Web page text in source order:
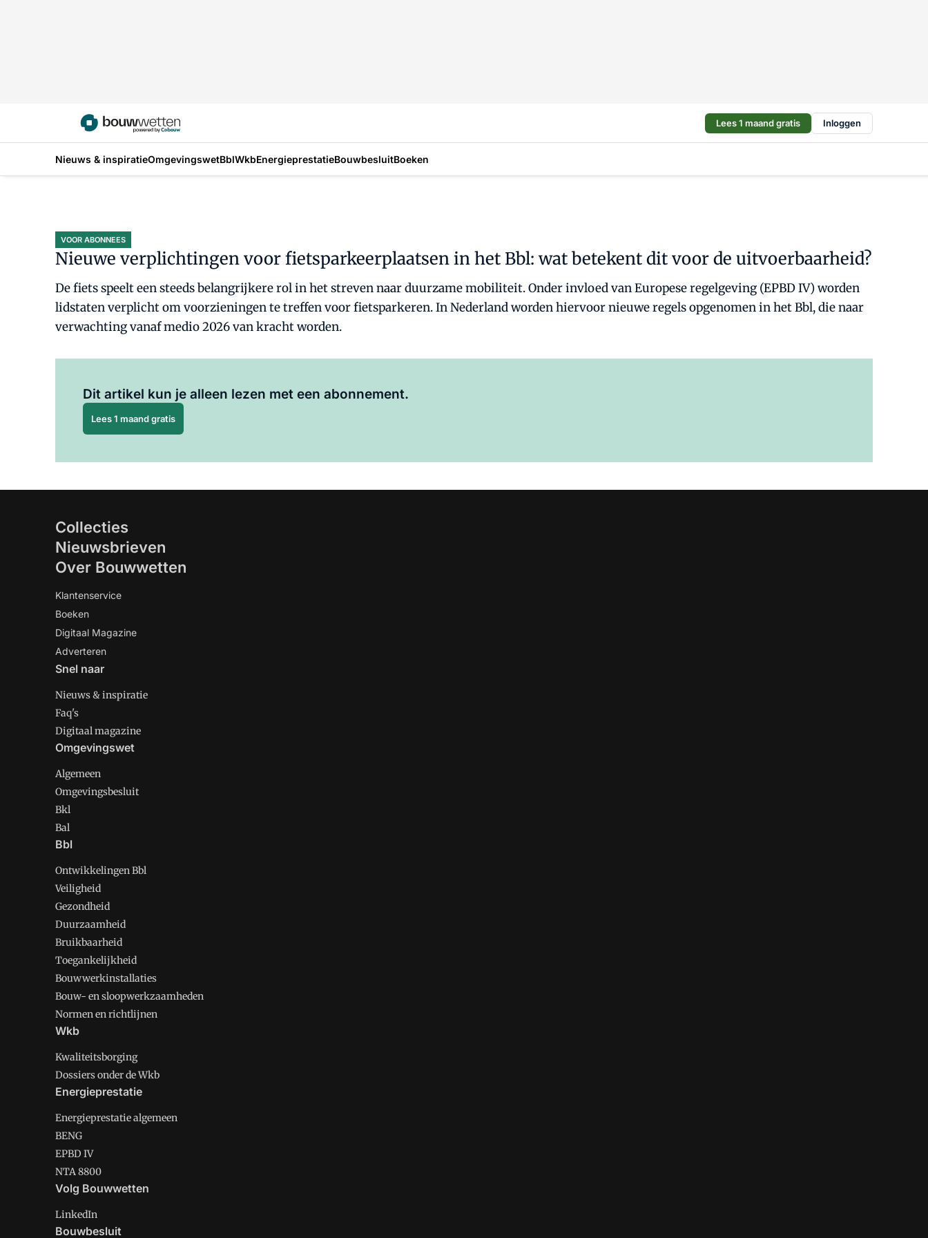
Lees 1 maand gratis Inloggen
Nieuws & inspiratieOmgevingswetBblWkbEnergieprestatieBouwbesluitBoeken
VOOR ABONNEES
Nieuwe verplichtingen voor fietsparkeerplaatsen in het Bbl: wat betekent dit voor de uitvoerbaarheid?
De fiets speelt een steeds belangrijkere rol in het streven naar duurzame mobiliteit. Onder invloed van Europese regelgeving (EPBD IV) worden
lidstaten verplicht om voorzieningen te treffen voor fietsparkeren. In Nederland worden hiervoor nieuwe regels opgenomen in het Bbl, die naar
verwachting vanaf medio 2026 van kracht worden.
Dit artikel kun je alleen lezen met een abonnement.
Lees 1 maand gratis
Collecties
Nieuwsbrieven
Over Bouwwetten
Klantenservice
Boeken
Digitaal Magazine
Adverteren
Snel naar
Nieuws & inspiratie
Faq's
Digitaal magazine
Omgevingswet
Algemeen
Omgevingsbesluit
Bkl
Bal
Bbl
Ontwikkelingen Bbl
Veiligheid
Gezondheid
Duurzaamheid
Bruikbaarheid
Toegankelijkheid
Bouwwerkinstallaties
Bouw- en sloopwerkzaamheden
Normen en richtlijnen
Wkb
Kwaliteitsborging
Dossiers onder de Wkb
Energieprestatie
Energieprestatie algemeen
BENG
EPBD IV
NTA 8800
Volg Bouwwetten
LinkedIn
Bouwbesluit